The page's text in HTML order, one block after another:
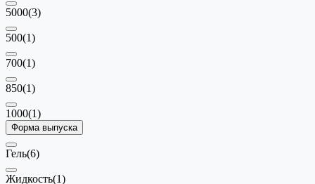
5000(3)
500(1)
700(1)
850(1)
1000(1)
Форма выпуска
Гель(6)
Жидкость(1)